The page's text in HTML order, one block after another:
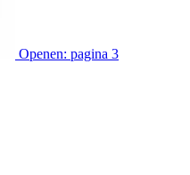
Openen: pagina 3